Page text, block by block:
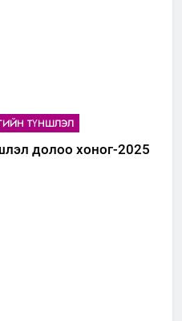
ТҮНШЛЭЛ
долоо хоног-2025